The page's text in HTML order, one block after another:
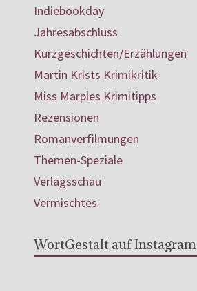
Indiebookday
Jahresabschluss
Kurzgeschichten/Erzählungen
Martin Krists Krimikritik
Miss Marples Krimitipps
Rezensionen
Romanverfilmungen
Themen-Speziale
Verlagsschau
Vermischtes
WortGestalt auf Instagram